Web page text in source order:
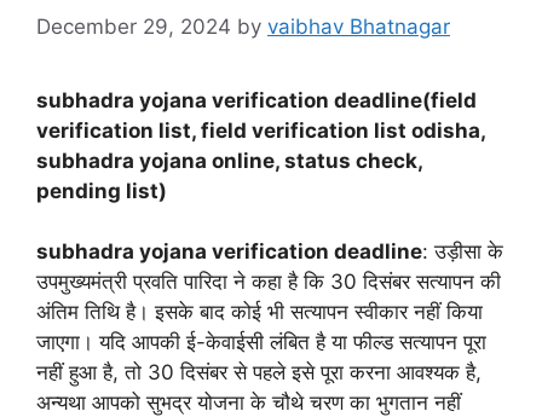
December 29, 2024 by vaibhav Bhatnagar
subhadra yojana verification deadline(field
verification list, field verification list odisha,
subhadra yojana online, status check,
pending list)
subhadra yojana verification deadline: उड़ीसा के
उपमुख्यमंत्री प्रवति पारिदा ने कहा है कि 30 दिसंबर सत्यापन की
अंतिम तिथि है। इसके बाद कोई भी सत्यापन स्वीकार नहीं किया
जाएगा। यदि आपकी ई-केवाईसी लंबित है या फील्ड सत्यापन पूरा
नहीं हुआ है, तो 30 दिसंबर से पहले इसे पूरा करना आवश्यक है,
अन्यथा आपको सुभद्र योजना के चौथे चरण का भुगतान नहीं